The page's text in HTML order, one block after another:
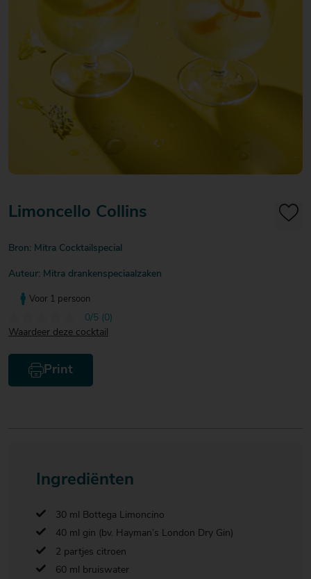
Actiefolder
Voordelen Mitra Member
25
€ 25
- €
25
20
Limoncello Collins
Bron: Mitra Cocktailspecial
Auteur: Mitra drankenspeciaalzaken
Voor 1 persoon
0/5 (0)
Waardeer deze cocktail
Print
Ingrediënten
30 ml Bottega Limoncino
40 ml gin (bv. Hayman’s London Dry Gin)
2 partjes citroen
60 ml bruiswater